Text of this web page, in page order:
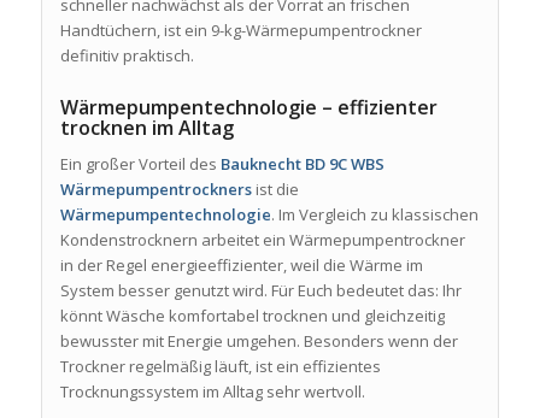
schneller nachwächst als der Vorrat an frischen
Handtüchern, ist ein 9-kg-Wärmepumpentrockner
definitiv praktisch.
Wärmepumpentechnologie – effizienter
trocknen im Alltag
Ein großer Vorteil des Bauknecht BD 9C WBS
Wärmepumpentrocknersist die
Wärmepumpentechnologie. Im Vergleich zu klassischen
Kondenstrocknern arbeitet ein Wärmepumpentrockner
in der Regel energieeffizienter, weil die Wärme im
System besser genutzt wird. Für Euch bedeutet das: Ihr
könnt Wäsche komfortabel trocknen und gleichzeitig
bewusster mit Energie umgehen. Besonders wenn der
Trockner regelmäßig läuft, ist ein effizientes
Trocknungssystem im Alltag sehr wertvoll.